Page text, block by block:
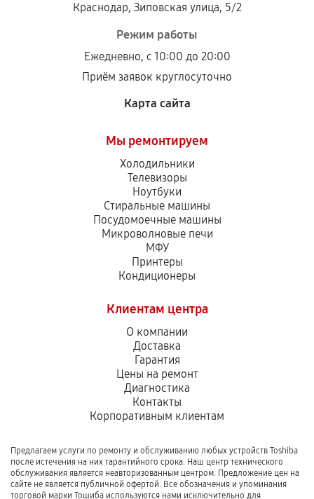
Краснодар, Зиповская улица, 5/2
Режим работы
Ежедневно, с 10:00 до 20:00
Приём заявок круглосуточно
Карта сайта
Мы ремонтируем
Холодильники
Телевизоры
Ноутбуки
Стиральные машины
Посудомоечные машины
Микроволновые печи
МФУ
Принтеры
Кондиционеры
Клиентам центра
О компании
Доставка
Гарантия
Цены на ремонт
Диагностика
Контакты
Корпоративным клиентам
Предлагаем услуги по ремонту и обслуживанию любых устройств Toshiba
после истечения на них гарантийного срока. Наш центр технического
обслуживания является неавторизованным центром. Предложение цен на
сайте не является публичной офертой. Все обозначения и упоминания
торговой марки Тошиба используются нами исключительно для